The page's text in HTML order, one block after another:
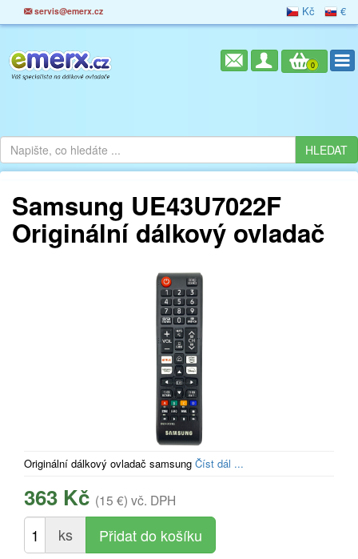
servis@emerx.cz Kč €
0
Samsung UE43U7022F
Originální dálkový ovladač
Originální dálkový ovladač samsung Číst dál ...
363 Kč (15 €) vč. DPH
ks